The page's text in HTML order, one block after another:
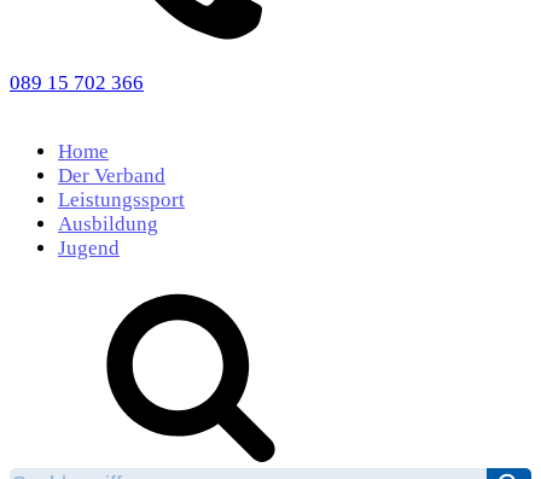
089 15 702 366
Home
Der Verband
Leistungssport
Ausbildung
Jugend